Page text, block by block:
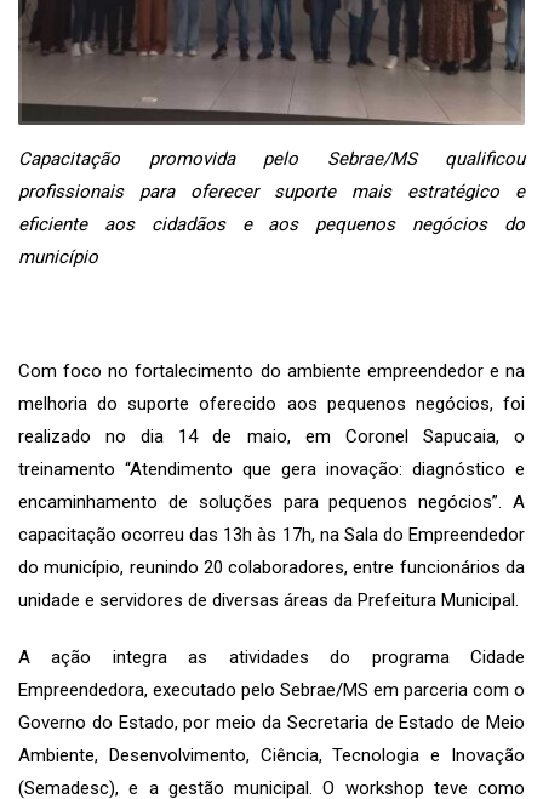
Capacitação promovida pelo Sebrae/MS qualificou
profissionais para oferecer suporte mais estratégico e
eficiente aos cidadãos e aos pequenos negócios do
município
Com foco no fortalecimento do ambiente empreendedor e na
melhoria do suporte oferecido aos pequenos negócios, foi
realizado no dia 14 de maio, em Coronel Sapucaia, o
treinamento “Atendimento que gera inovação: diagnóstico e
encaminhamento de soluções para pequenos negócios”. A
capacitação ocorreu das 13h às 17h, na Sala do Empreendedor
do município, reunindo 20 colaboradores, entre funcionários da
unidade e servidores de diversas áreas da Prefeitura Municipal.
A ação integra as atividades do programa Cidade
Empreendedora, executado pelo Sebrae/MS em parceria com o
Governo do Estado, por meio da Secretaria de Estado de Meio
Ambiente, Desenvolvimento, Ciência, Tecnologia e Inovação
(Semadesc), e a gestão municipal. O workshop teve como